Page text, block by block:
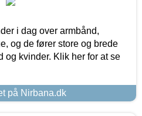
i dag over armbånd,
og de fører store og brede
kvinder. Klik her for at se
på Nirbana.dk